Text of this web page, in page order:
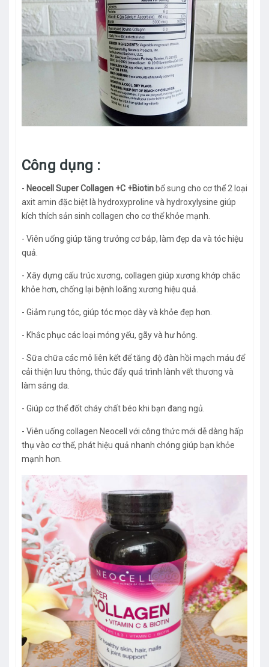
Công dụng :
- Neocell Super Collagen +C +Biotin bổ sung cho cơ thể 2 loại
axit amin đặc biệt là hydroxyproline và hydroxylysine giúp
kích thích sản sinh collagen cho cơ thể khỏe mạnh.
- Viên uống giúp tăng trưởng cơ bắp, làm đẹp da và tóc hiệu
quả.
- Xây dựng cấu trúc xương, collagen giúp xương khớp chắc
khỏe hơn, chống lại bệnh loãng xương hiệu quả.
- Giảm rụng tóc, giúp tóc mọc dày và khỏe đẹp hơn.
- Khắc phục các loại móng yếu, gãy và hư hỏng.
- Sữa chữa các mô liên kết để tăng độ đàn hồi mạch máu để
cải thiện lưu thông, thúc đẩy quá trình lành vết thương và
làm sáng da.
- Giúp cơ thể đốt cháy chất béo khi bạn đang ngủ.
- Viên uống collagen Neocell với công thức mới dễ dàng hấp
thụ vào cơ thể, phát hiệu quả nhanh chóng giúp bạn khỏe
mạnh hơn.